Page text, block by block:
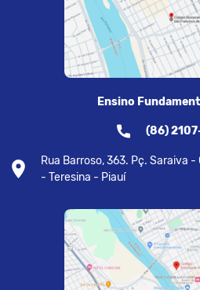
Ensino
(86)
Rua Barroso, 363. Pç. Saraiva
- Teresina - Piauí